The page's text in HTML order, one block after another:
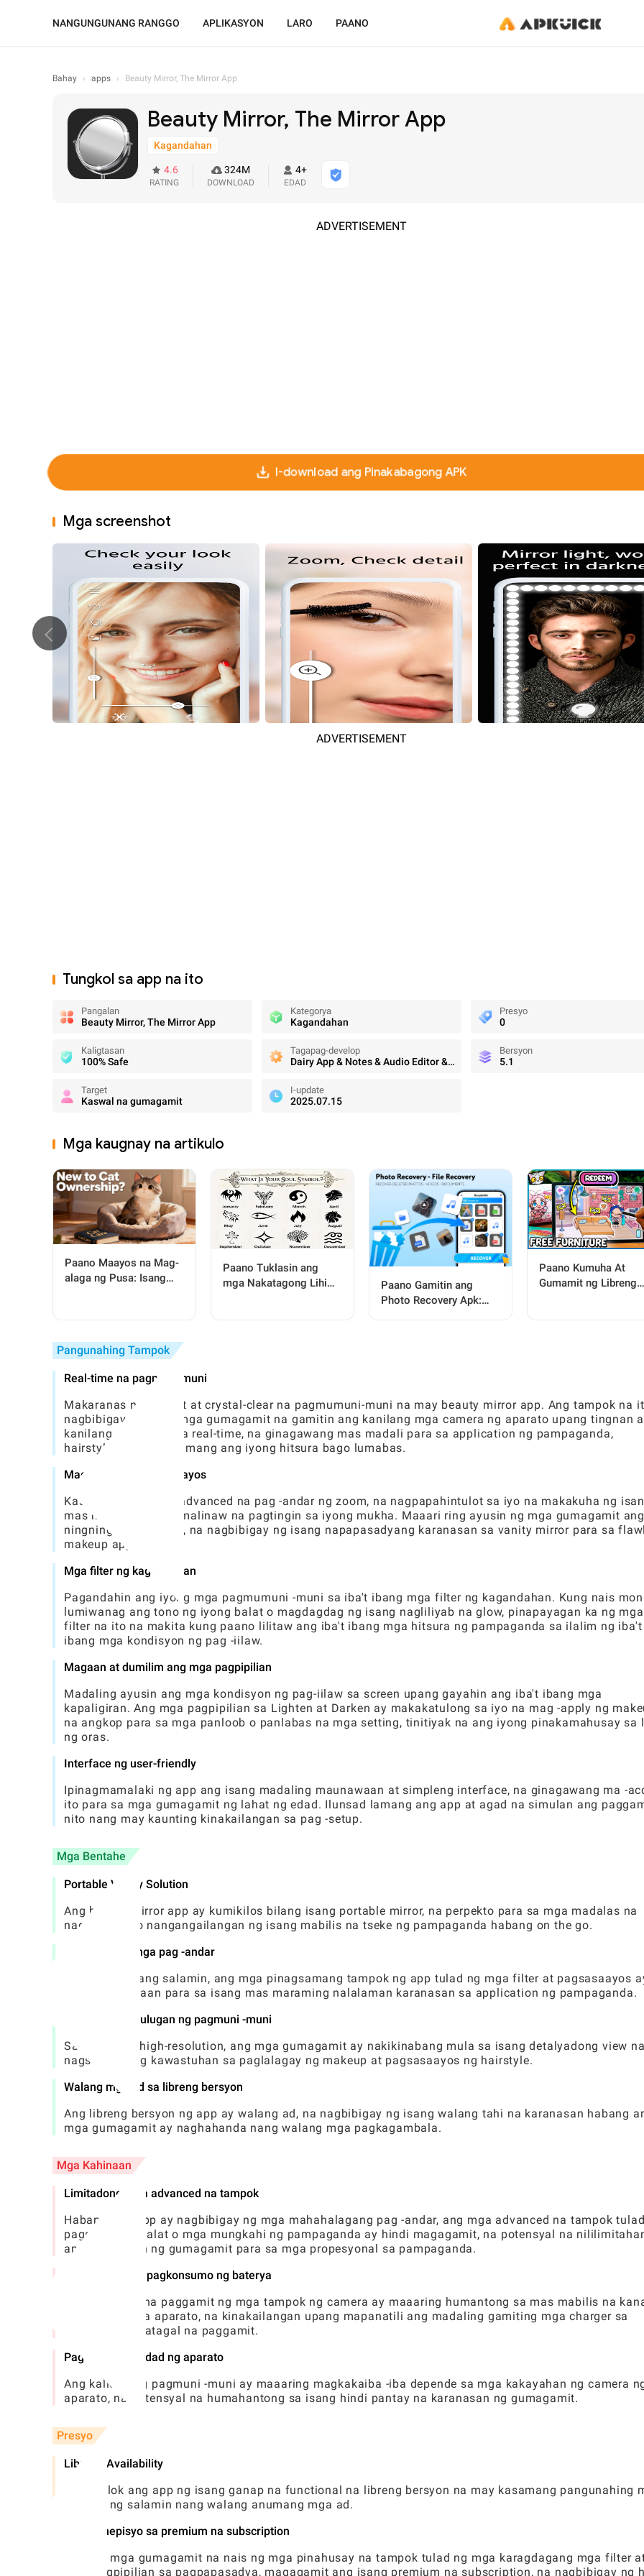
NANGUNGUNANG RANGGO APLIKASYON LARO PAANO
Bahay › apps › Beauty Mirror, The Mirror App
Beauty Mirror, The Mirror App
Kagandahan
4.6
RATING
324M
DOWNLOAD
4+
EDAD
ADVERTISEMENT
I-download ang Pinakabagong APK
Mga screenshot
ADVERTISEMENT
Tungkol sa app na ito
Pangalan
Beauty Mirror, The Mirror App
Kategorya
Kagandahan
Presyo
0
Kaligtasan
100% Safe
Tagapag-develop
Dairy App & Notes & Audio Editor & Voice Recorder
Bersyon
5.1
Target
Kaswal na gumagamit
I-update
2025.07.15
Mga kaugnay na artikulo
Paano Maayos na Mag-
alaga ng Pusa: Isang
Paano Tuklasin ang
mga Nakatagong Lihim
Paano Gamitin ang
Photo Recovery Apk:
Paano Kumuha At
Gumamit ng Libreng
Pangunahing Tampok
Real-time na pagmuni-muni
Makaranas ng instant at crystal-clear na pagmumuni-muni na may beauty mirror app. Ang tampok na
nagbibigay-daan sa mga gumagamit na gamitin ang kanilang mga camera ng aparato upang tingnan
kanilang mga sarili sa real-time, na ginagawang mas madali para sa application ng pampaganda,
hairstyling, o suriin lamang ang iyong hitsura bago lumabas.
Mag -zoom at pagsasaayos
Kasama sa app ang advanced na pag -andar ng zoom, na nagpapahintulot sa iyo na makakuha ng
mas malapit at mas malinaw na pagtingin sa iyong mukha. Maaari ring ayusin ng mga gumagamit ang
ningning at kaibahan, na nagbibigay ng isang napapasadyang karanasan sa vanity mirror para sa
makeup application.
Mga filter ng kagandahan
Pagandahin ang iyong mga pagmumuni -muni sa iba't ibang mga filter ng kagandahan. Kung nais
lumiwanag ang tono ng iyong balat o magdagdag ng isang nagliliyab na glow, pinapayagan ka ng mga
filter na ito na makita kung paano lilitaw ang iba't ibang mga hitsura ng pampaganda sa ilalim ng iba't
ibang mga kondisyon ng pag -iilaw.
Magaan at dumilim ang mga pagpipilian
Madaling ayusin ang mga kondisyon ng pag-iilaw sa screen upang gayahin ang iba't ibang mga
kapaligiran. Ang mga pagpipilian sa Lighten at Darken ay makakatulong sa iyo na mag -apply ng
na angkop para sa mga panloob o panlabas na mga setting, tinitiyak na ang iyong pinakamahusay sa
ng oras.
Interface ng user-friendly
Ipinagmamalaki ng app ang isang madaling maunawaan at simpleng interface, na ginagawang ma -
ito para sa mga gumagamit ng lahat ng edad. Ilunsad lamang ang app at agad na simulan ang
nito nang may kaunting kinakailangan sa pag -setup.
Mga Bentahe
Portable Vanity Solution
Ang beauty mirror app ay kumikilos bilang isang portable mirror, na perpekto para sa mga madalas na
naglalakbay o nangangailangan ng isang mabilis na tseke ng pampaganda habang on the go.
Maramihang mga pag -andar
Higit pa sa isang salamin, ang mga pinagsamang tampok ng app tulad ng mga filter at pagsasaayos
nagbibigay -daan para sa isang mas maraming nalalaman karanasan sa application ng pampaganda.
Mataas na kahulugan ng pagmuni -muni
Sa output ng high-resolution, ang mga gumagamit ay nakikinabang mula sa isang detalyadong view na
nagsisiguro ng kawastuhan sa paglalagay ng makeup at pagsasaayos ng hairstyle.
Walang mga ad sa libreng bersyon
Ang libreng bersyon ng app ay walang ad, na nagbibigay ng isang walang tahi na karanasan habang
mga gumagamit ay naghahanda nang walang mga pagkagambala.
Mga Kahinaan
Limitadong mga advanced na tampok
Habang ang app ay nagbibigay ng mga mahahalagang pag -andar, ang mga advanced na tampok
pagsusuri sa balat o mga mungkahi ng pampaganda ay hindi magagamit, na potensyal na
ang karanasan ng gumagamit para sa mga propesyonal sa pampaganda.
Mas mataas na pagkonsumo ng baterya
Ang malawak na paggamit ng mga tampok ng camera ay maaaring humantong sa mas mabilis na
baterya sa mga aparato, na kinakailangan upang mapanatili ang madaling gamiting mga charger sa
panahon ng matagal na paggamit.
Pag -asa sa kalidad ng aparato
Ang kalidad ng pagmuni -muni ay maaaring magkakaiba -iba depende sa mga kakayahan ng camera
aparato, na potensyal na humahantong sa isang hindi pantay na karanasan ng gumagamit.
Presyo
Libreng Availability
Nag -aalok ang app ng isang ganap na functional na libreng bersyon na may kasamang pangunahing
tampok ng salamin nang walang anumang mga ad.
Mga benepisyo sa premium na subscription
Para sa mga gumagamit na nais ng mga pinahusay na tampok tulad ng mga karagdagang mga filter
mga pagpipilian sa pagpapasadya, magagamit ang isang premium na subscription, na nagbibigay ng